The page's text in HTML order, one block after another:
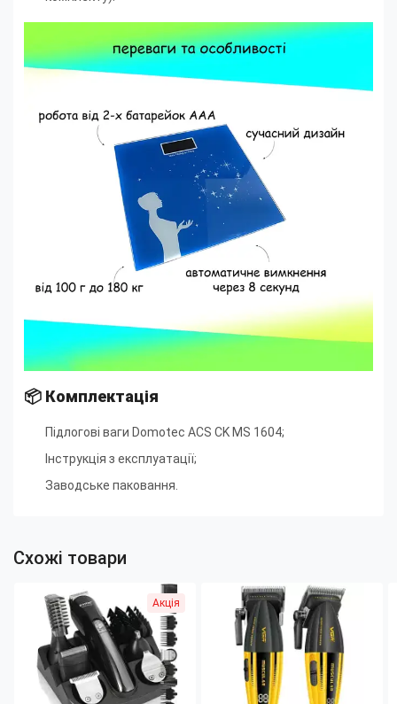
📦 Комплектація
Підлогові ваги Domotec ACS CK MS 1604;
Інструкція з експлуатації;
Заводське паковання.
Схожі товари
Акція